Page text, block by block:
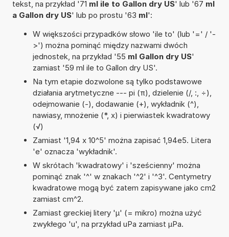
tekst, na przykład '71 ml ile to Gallon dry US' lub '67 ml
a Gallon dry US' lub po prostu '63 ml':
W większości przypadków słowo 'ile to' (lub '=' / '-
>') można pominąć między nazwami dwóch
jednostek, na przykład '55 ml Gallon dry US'
zamiast '59 ml ile to Gallon dry US'.
Na tym etapie dozwolone są tylko podstawowe
działania arytmetyczne --- pi (π), dzielenie (/, :, ÷),
odejmowanie (-), dodawanie (+), wykładnik (^),
nawiasy, mnożenie (*, x) i pierwiastek kwadratowy
(√)
Zamiast '1,94 x 10^5' można zapisać 1,94e5. Litera
'e' oznacza 'wykładnik'.
W skrótach 'kwadratowy' i 'sześcienny' można
pominąć znak '^' w znakach '^2' i '^3'. Centymetry
kwadratowe mogą być zatem zapisywane jako cm2
zamiast cm^2.
Zamiast greckiej litery 'µ' (= mikro) można użyć
zwykłego 'u', na przykład uPa zamiast µPa.